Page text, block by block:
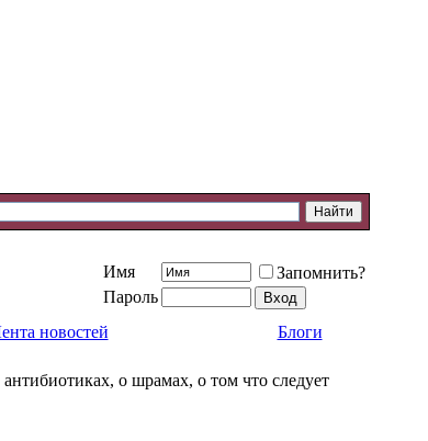
Имя
Запомнить?
Пароль
новостей Блоги
о шрамах, о том что следует